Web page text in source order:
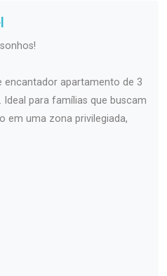
encantador apartamento de 3
para famílias que buscam
em uma zona privilegiada,